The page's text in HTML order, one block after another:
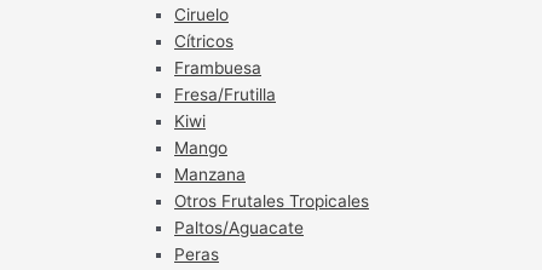
Ciruelo
Cítricos
Frambuesa
Fresa/Frutilla
Kiwi
Mango
Manzana
Otros Frutales Tropicales
Paltos/Aguacate
Peras